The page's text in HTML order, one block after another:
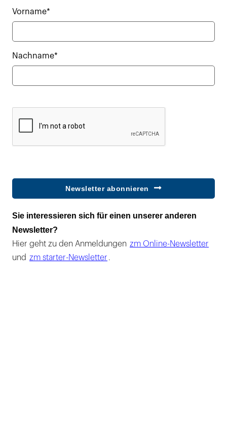
Vorname*
Nachname*
Newsletter abonnieren
Sie interessieren sich für einen unserer anderen
Newsletter?
Hier geht zu den Anmeldungen zm Online-Newsletter
und zm starter-Newsletter .